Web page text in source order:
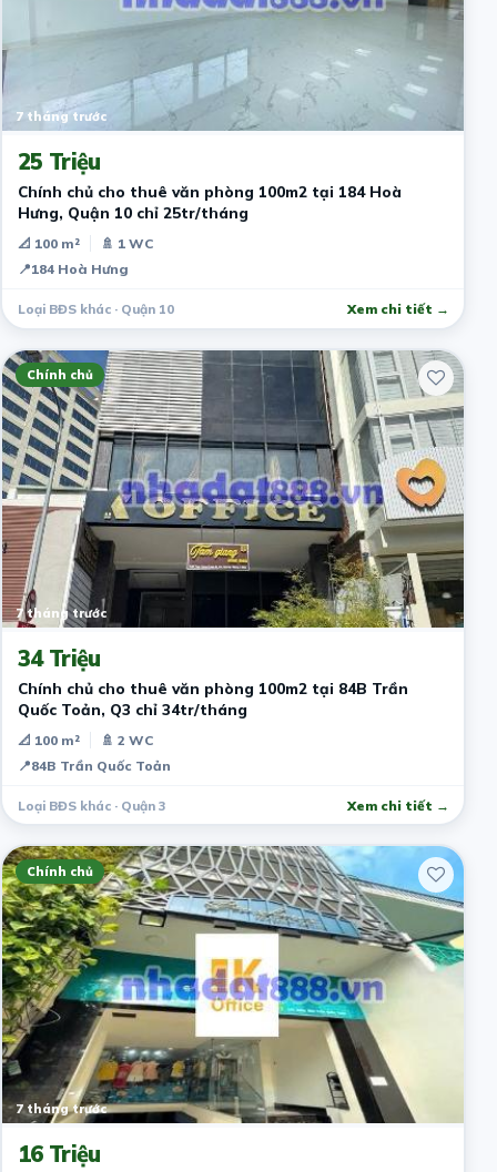
7 tháng trước
25 Triệu
Chính chủ cho thuê văn phòng 100m2 tại 184 Hoà
Hưng, Quận 10 chỉ 25tr/tháng
📐 100 m²
🚿 1 WC
📍184 Hoà Hưng
Loại BĐS khác · Quận 10 Xem chi tiết →
Chính chủ
7 tháng trước
34 Triệu
Chính chủ cho thuê văn phòng 100m2 tại 84B Trần
Quốc Toản, Q3 chỉ 34tr/tháng
📐 100 m²
🚿 2 WC
📍84B Trần Quốc Toản
Loại BĐS khác · Quận 3 Xem chi tiết →
Chính chủ
7 tháng trước
16 Triệu